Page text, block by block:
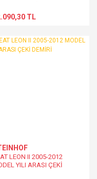
TL
LEON II 2005-2012
YILI ARASI ÇEKİ